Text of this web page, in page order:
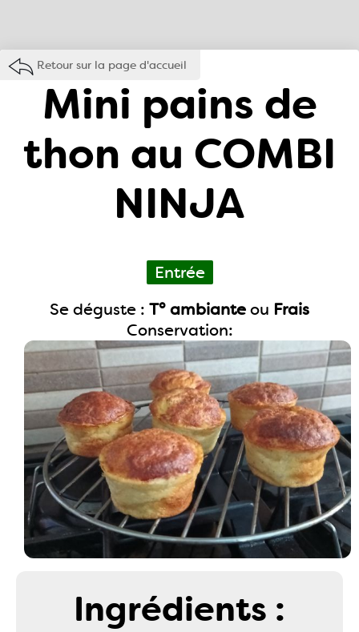
Retour sur la page d'accueil
Mini pains de
thon au COMBI
NINJA
Entrée
Se déguste : T° ambianteou Frais
Conservation:
Ingrédients :